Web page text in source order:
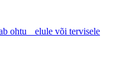
ohtu elule või tervisele